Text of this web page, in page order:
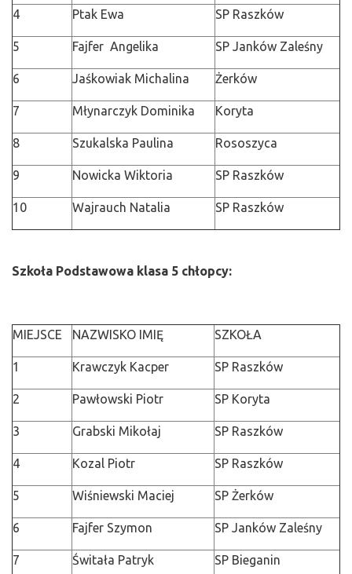
4 Ptak Ewa SP Raszków
5 Fajfer Angelika SP Janków Zaleśny
6 Jaśkowiak Michalina Żerków
7 Młynarczyk Dominika Koryta
8 Szukalska Paulina Rososzyca
9 Nowicka Wiktoria SP Raszków
10 Wajrauch Natalia SP Raszków
Szkoła Podstawowa klasa 5 chłopcy:
MIEJSCE NAZWISKO IMIĘ SZKOŁA
1 Krawczyk Kacper SP Raszków
2 Pawłowski Piotr SP Koryta
3 Grabski Mikołaj SP Raszków
4 Kozal Piotr SP Raszków
5 Wiśniewski Maciej SP Żerków
6 Fajfer Szymon SP Janków Zaleśny
7 Świtała Patryk SP Bieganin